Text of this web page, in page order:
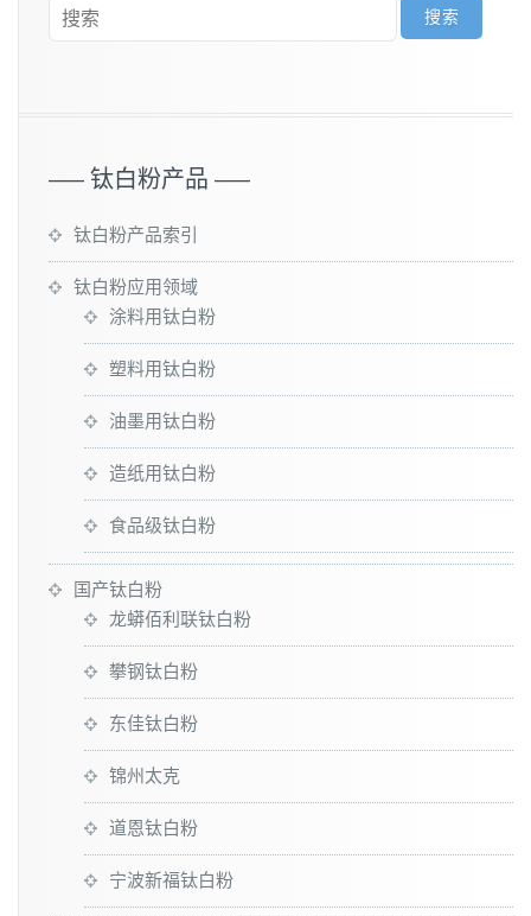
—– 钛白粉产品 —–
钛白粉产品索引
钛白粉应用领域
涂料用钛白粉
塑料用钛白粉
油墨用钛白粉
造纸用钛白粉
食品级钛白粉
国产钛白粉
龙蟒佰利联钛白粉
攀钢钛白粉
东佳钛白粉
锦州太克
道恩钛白粉
宁波新福钛白粉